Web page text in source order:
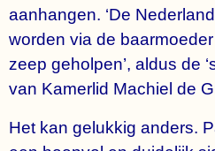
aanhangen. ‘De
worden via de
zeep geholpen’, aldus de
van Kamerlid Machiel de
Het kan gelukkig anders.